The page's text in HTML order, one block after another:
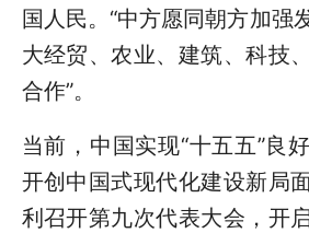
国人民。“中方愿同朝方加强
大经贸、农业、建筑、科技
合作”。
当前，中国实现“十五五”良
开创中国式现代化建设新局
利召开第九次代表大会，开